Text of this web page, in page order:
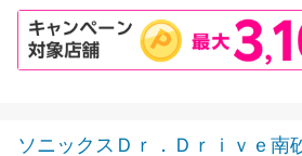
ソニックスＤｒ．Ｄｒｉｖｅ南